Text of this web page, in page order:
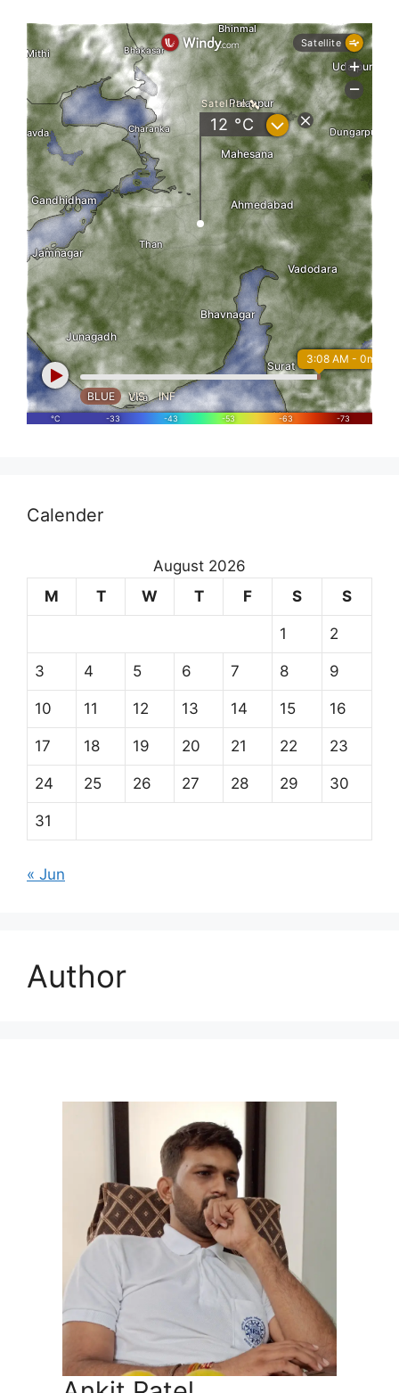
Calender
August 2026
M
T W T F S S
1 2
3 4 5 6 7 8 9
10 11 12 13 14 15 16
17 18 19 20 21 22 23
24 25 26 27 28 29 30
31
« Jun
Author